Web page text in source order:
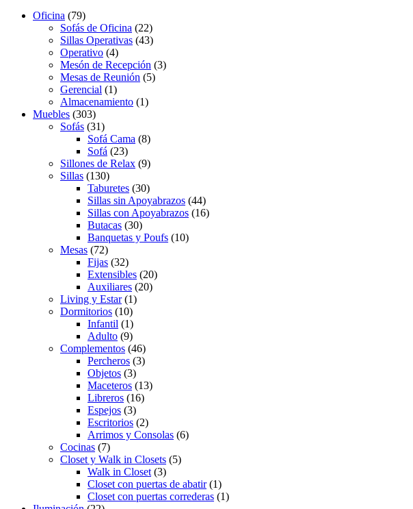
Oficina (79)
Sofás de Oficina (22)
Sillas Operativas (43)
Operativo (4)
Mesón de Recepción (3)
Mesas de Reunión (5)
Gerencial (1)
Almacenamiento (1)
Muebles (303)
Sofás (31)
Sofá Cama (8)
Sofá (23)
Sillones de Relax (9)
Sillas (130)
Taburetes (30)
Sillas sin Apoyabrazos (44)
Sillas con Apoyabrazos (16)
Butacas (30)
Banquetas y Poufs (10)
Mesas (72)
Fijas (32)
Extensibles (20)
Auxiliares (20)
Living y Estar(1)
Dormitorios (10)
Infantil (1)
Adulto (9)
Complementos (46)
Percheros (3)
Objetos (3)
Maceteros (13)
Libreros (16)
Espejos (3)
Escritorios (2)
Arrimos y Consolas (6)
Cocinas (7)
Closet y Walk in Closets (5)
Walk in Closet (3)
Closet con puertas de abatir(1)
Closet con puertas correderas (1)